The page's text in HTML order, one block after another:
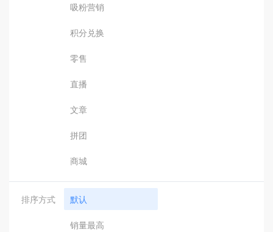
吸粉营销
积分兑换
零售
直播
文章
拼团
商城
排序方式 默认
销量最高